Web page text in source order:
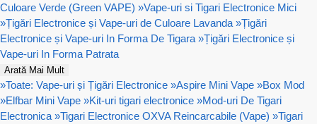
Culoare Verde (Green VAPE) »Vape-uri si Tigari Electronice Mici
»Țigări Electronice și Vape-uri de Culoare Lavanda »Țigări
Electronice și Vape-uri In Forma De Tigara »Țigări Electronice și
Vape-uri In Forma Patrata
Arată Mai Mult
»Toate: Vape-uri și Țigări Electronice »Aspire Mini Vape »Box Mod
»Elfbar Mini Vape »Kit-uri tigari electronice »Mod-uri De Tigari
Electronica »Tigari Electronice OXVA Reincarcabile (Vape) »Tigari